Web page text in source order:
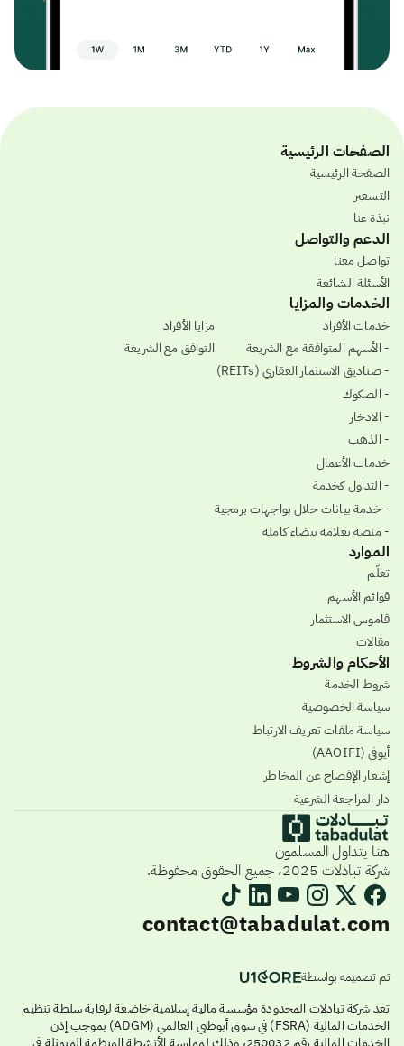
الصفحات الرئيسية
الصفحة الرئيسية
التسعير
نبذة عنا
الدعم والتواصل
تواصل معنا
الأسئلة الشائعة
الخدمات والمزايا
خدمات الأفراد
- الأسهم المتوافقة مع الشريعة
- صناديق الاستثمار العقاري (REITs)
- الصكوك
- الادخار
- الذهب
خدمات الأعمال
- التداول كخدمة
- خدمة بيانات حلال بواجهات برمجية
- منصة بعلامة بيضاء كاملة
مزايا الأفراد
التوافق مع الشريعة
الموارد
تعلّم
قوائم الأسهم
قاموس الاستثمار
مقالات
الأحكام والشروط
شروط الخدمة
سياسة الخصوصية
سياسة ملفات تعريف الارتباط
أيوفي (AAOIFI)
إشعار الإفصاح عن المخاطر
دار المراجعة الشرعية
هنا يتداول المسلمون
شركة تبادلات 2025، جميع الحقوق محفوظة.
contact@tabadulat.com
تم تصميمه بواسطة
تعد شركة تبادلات المحدودة مؤسسة مالية إسلامية خاضعة لرقابة سلطة تنظيم
الخدمات المالية (FSRA) في سوق أبوظبي العالمي (ADGM) بموجب إذن